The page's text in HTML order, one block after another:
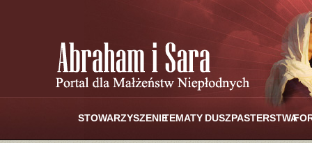
STOWARZYSZENIETEMATY DUSZPASTERSTWA